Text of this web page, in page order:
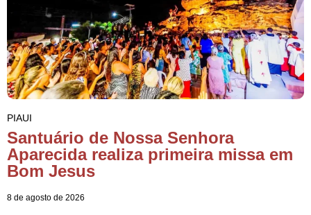
PIAUI
Santuário de Nossa Senhora
Aparecida realiza primeira missa em
Bom Jesus
8 de agosto de 2026